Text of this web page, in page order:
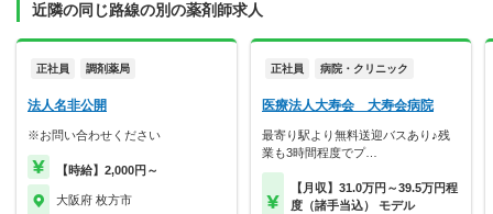
近隣の同じ路線の別の薬剤師求人
正社員 調剤薬局
法人名非公開
※お問い合わせください
【時給】2,000円～
大阪府 枚方市
正社員 病院・クリニック
医療法人大寿会 大寿会病院
最寄り駅より無料送迎バスあり♪残
業も3時間程度でプ…
【月収】31.0万円～39.5万円程
度（諸手当込） モデル